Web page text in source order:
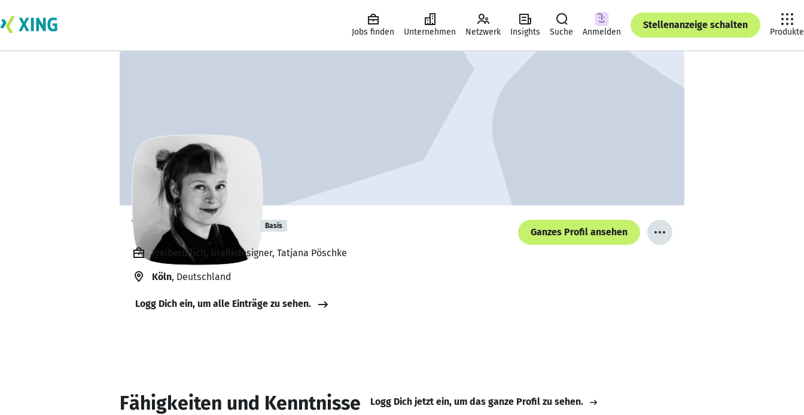
Jobs finden Unternehmen Netzwerk Insights Suche Anmelden
Stellenanzeige schalten
Produkte
Tatjana Pöschke Basis
Ganzes Profil ansehen
Freiberuflich, Grafikdesigner, Tatjana Pöschke
Köln, Deutschland
Logg Dich ein, um alle Einträge zu sehen.
Fähigkeiten und Kenntnisse Logg Dich jetzt ein, um das ganze Profil zu sehen.